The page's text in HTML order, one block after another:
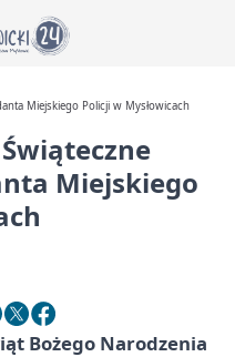
Miejskiego Policji w Mysłowicach
Miejskiego
Bożego Narodzenia